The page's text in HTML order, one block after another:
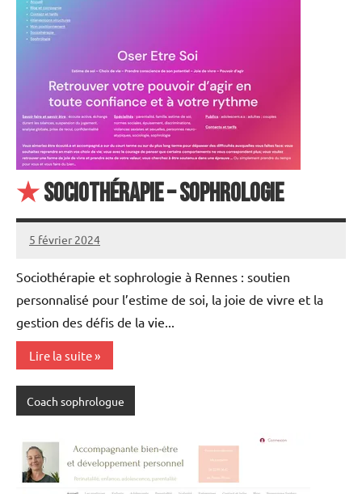
★Sociothérapie – Sophrologie
5 février 2024
annuairecoaching
Sociothérapie et sophrologie à Rennes : soutien
personnalisé pour l’estime de soi, la joie de vivre et la
gestion des défis de la vie...
Lire la suite
Coach sophrologue